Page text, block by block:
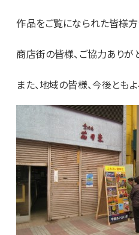
作品をご覧になられた皆様方
商店街の皆様、ご協力ありが
また、地域の皆様、今後とも